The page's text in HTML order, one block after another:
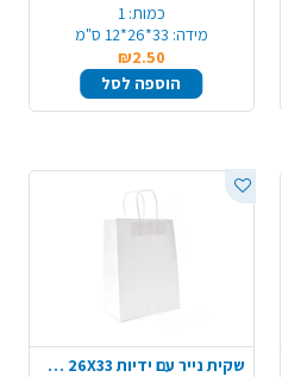
כמות: 1
מידה: 33*26*12 ס"מ
₪2.50
הוספה לסל
שקית נייר עם ידיות 26X33 ס"מ - לבן